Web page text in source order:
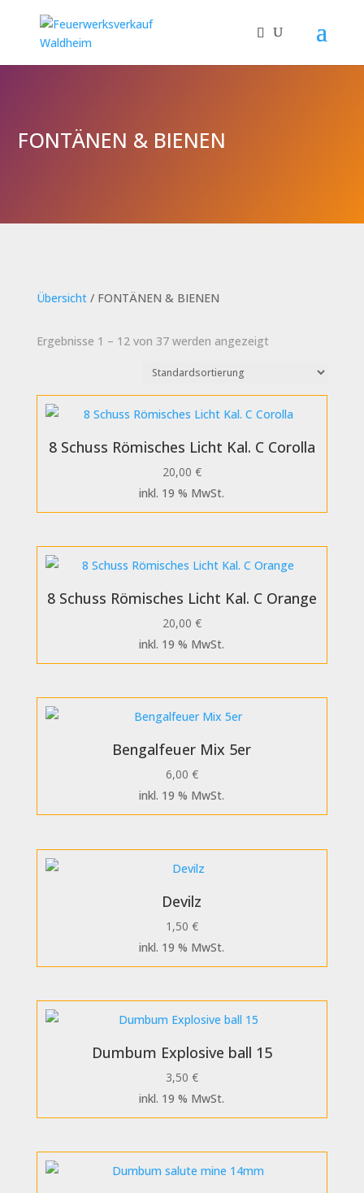
FONTÄNEN & BIENEN
Übersicht/ FONTÄNEN & BIENEN
Ergebnisse 1 – 12 von 37 werden angezeigt
8 Schuss Römisches Licht Kal. C Corolla
20,00 €
inkl. 19 % MwSt.
8 Schuss Römisches Licht Kal. C Orange
20,00 €
inkl. 19 % MwSt.
Bengalfeuer Mix 5er
6,00 €
inkl. 19 % MwSt.
Devilz
1,50 €
inkl. 19 % MwSt.
Dumbum Explosive ball 15
3,50 €
inkl. 19 % MwSt.